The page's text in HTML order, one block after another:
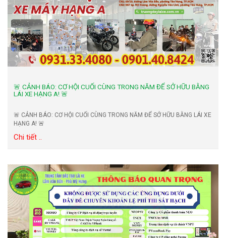
🚨 CẢNH BÁO: CƠ HỘI CUỐI CÙNG TRONG NĂM ĐỂ SỞ HỮU BẰNG
LÁI XE HẠNG A! 🚨
🚨 CẢNH BÁO: CƠ HỘI CUỐI CÙNG TRONG NĂM ĐỂ SỞ HỮU BẰNG LÁI XE
HẠNG A! 🚨
Chi tiết ..